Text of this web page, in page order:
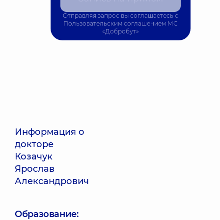
Информация о
докторе
Козачук
Ярослав
Александрович
Образование:
Отправляя запрос вы соглашаетесь с
Пользовательским соглашением МС
«Добробут»